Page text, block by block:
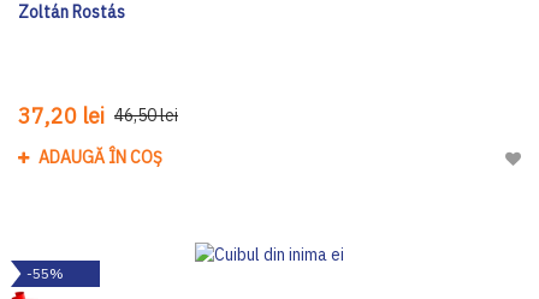
Zoltán Rostás
37,20 lei 46,50 lei
ADAUGĂ ÎN COȘ
-55%